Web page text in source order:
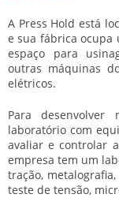
A Press Hold está
e sua fábrica ocupa
espaço para
outras máquinas
elétricos.
Para
laboratório com
avaliar e controlar
empresa tem um
tração,
teste de tensão,